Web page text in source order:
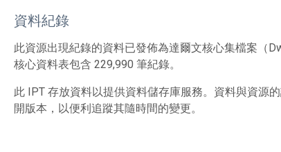
資料紀錄
此資源出現紀錄的資料已發佈為達爾文核心集檔案（
核心資料表包含 229,990 筆紀錄。
此 IPT 存放資料以提供資料儲存庫服務。資料與資源
開版本，以便利追蹤其隨時間的變更。